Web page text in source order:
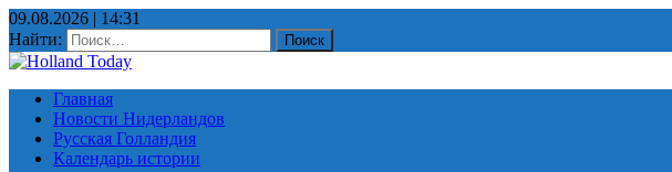
09.08.2026 | 14:31
Найти:
Главная
Новости Нидерландов
Русская Голландия
Календарь истории